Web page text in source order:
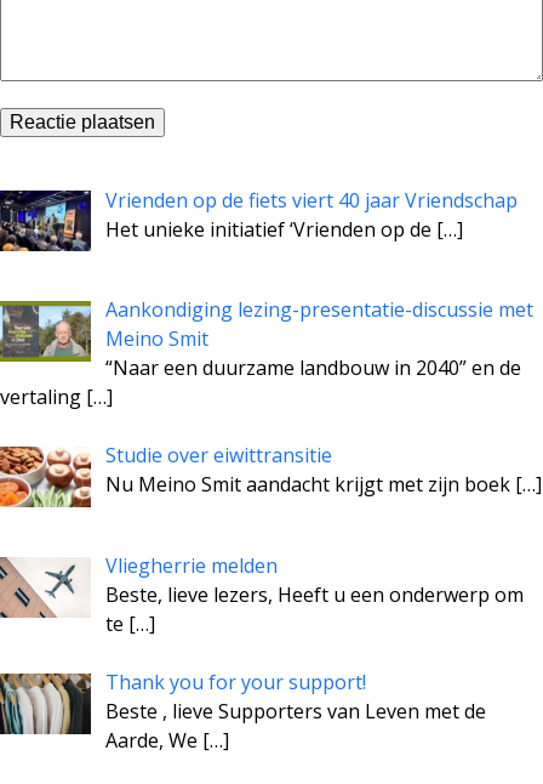
Vrienden op de fiets viert 40 jaar Vriendschap
Het unieke initiatief ‘Vrienden op de […]
Aankondiging lezing-presentatie-discussie met
Meino Smit
“Naar een duurzame landbouw in 2040” en de
vertaling […]
Studie over eiwittransitie
Nu Meino Smit aandacht krijgt met zijn boek […]
Vliegherrie melden
Beste, lieve lezers, Heeft u een onderwerp om
te […]
Thank you for your support!
Beste , lieve Supporters van Leven met de
Aarde, We […]